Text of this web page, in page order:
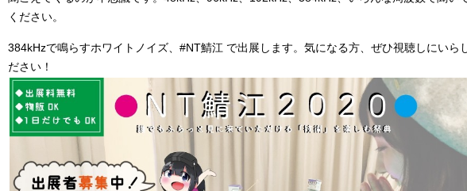
ください。
384kHzで鳴らすホワイトノイズ、#NT鯖江 で出展します。気になる方、ぜひ視聴しにいら
ださい！